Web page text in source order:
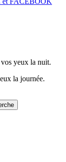
yeux la nuit.
la journée.